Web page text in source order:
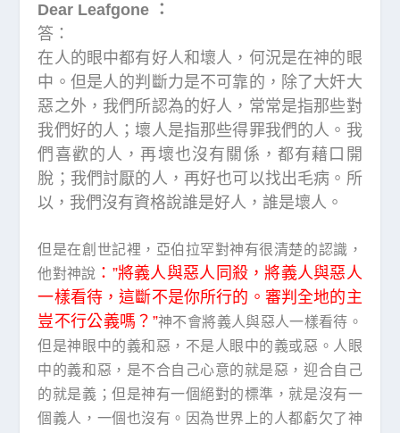
Dear Leafgone ：
答：
在人的眼中都有好人和壞人，何況是在神的眼
中。但是人的判斷力是不可靠的，除了大奸大
惡之外，我們所認為的好人，常常是指那些對
我們好的人；壞人是指那些得罪我們的人。我
們喜歡的人，再壞也沒有關係，都有藉口開
脫；我們討厭的人，再好也可以找出毛病。所
以，我們沒有資格說誰是好人，誰是壞人。
但是在創世記裡，亞伯拉罕對神有很清楚的認識，
他對神說 ：”將義人與惡人同殺，將義人與惡人
一樣看待，這斷不是你所行的。審判全地的主
豈不行公義嗎？”神不會將義人與惡人一樣看待。
但是神眼中的義和惡，不是人眼中的義或惡。人眼
中的義和惡，是不合自己心意的就是惡，迎合自己
的就是義；但是神有一個絕對的標準，就是沒有一
個義人，一個也沒有。因為世界上的人都虧欠了神